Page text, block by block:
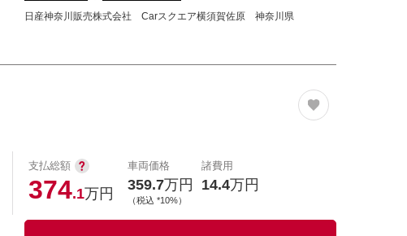
日産神奈川販売株式会社 Carスクエア横須賀佐原 神奈川県
支払総額
374.1万円
車両価格
359.7万円
（税込 *10%）
諸費用
14.4万円